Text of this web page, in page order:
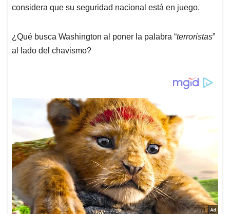
considera que su seguridad nacional está en juego.
¿Qué busca Washington al poner la palabra “terroristas”
al lado del chavismo?